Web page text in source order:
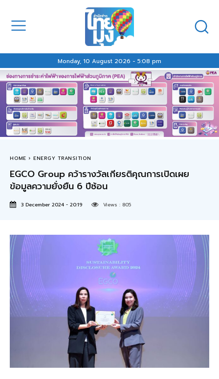
Monday, 10 August 2026 - 5:08 pm
HOME ENERGY TRANSITION
EGCO Group คว้ารางวัลเกียรติคุณการเปิดเผย
ข้อมูลความยั่งยืน 6 ปีซ้อน
3 December 2024 - 20:19 Views : 805